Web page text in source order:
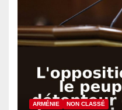
ARMÉNIE NON CLASSÉ